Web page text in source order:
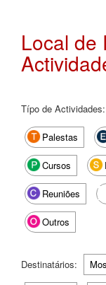
Local de
Típo de Actividades:
Palestas
Cursos
Reuniões
Outros
Destinatários: